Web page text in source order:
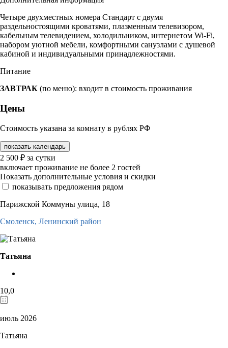
Четыре двухместных номера Стандарт с двумя
раздельностоящими кроватями, плазменным телевизором,
кабельным телевидением, холодильником, интернетом Wi-Fi,
набором уютной мебели, комфортными санузлами с душевой
кабиной и индивидуальными принадлежностями.
Питание
ЗАВТРАК (по меню): входит в стоимость проживания
Цены
Стоимость указана за комнату в рублях РФ
показать календарь
2 500 ₽ за сутки
включает проживание не более 2 гостей
Показать дополнительные условия и скидки
показывать предложения рядом
Парижской Коммуны улица, 18
Смоленск, Ленинский район
Татьяна
10,0
июль 2026
Татьяна